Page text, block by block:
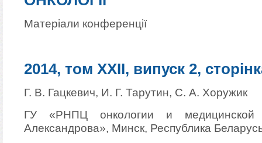
Матеріали конференції
2014, том XXII, випуск 2,
Г. В. Гацкевич, И. Г. Тарутин, С. А. Хоружик
ГУ «РНПЦ онкологии и
Александрова», Минск, Республика